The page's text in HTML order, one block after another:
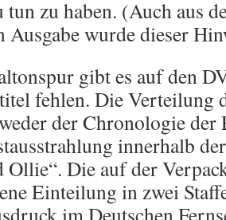
tun zu haben. (Auch aus
Ausgabe wurde dieser
gibt es auf den
fehlen. Die Verteilung
der Chronologie der
innerhalb
Ollie“. Die auf der
Einteilung in zwei
im Deutschen